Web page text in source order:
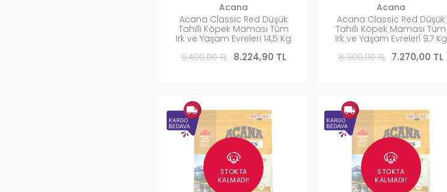
Acana
Acana Classic Red Düşük
Tahıllı Köpek Maması Tüm
Irk ve Yaşam Evreleri 14,5 Kg
9.400,00 TL 8.224,90 TL
Acana
Acana Classic Red Düşük
Tahıllı Köpek Maması Tüm
Irk ve Yaşam Evreleri 9,7 Kg
8.300,00 TL 7.270,00 TL
STOKTA
KALMADI!
STOKTA
KALMADI!